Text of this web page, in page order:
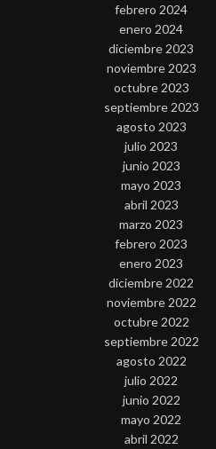
febrero 2024
enero 2024
diciembre 2023
noviembre 2023
octubre 2023
septiembre 2023
agosto 2023
julio 2023
junio 2023
mayo 2023
abril 2023
marzo 2023
febrero 2023
enero 2023
diciembre 2022
noviembre 2022
octubre 2022
septiembre 2022
agosto 2022
julio 2022
junio 2022
mayo 2022
abril 2022